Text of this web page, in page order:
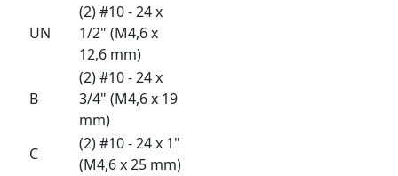
UN
(2) #10 - 24 x
1/2" (M4,6 x
12,6 mm)
B
(2) #10 - 24 x
3/4" (M4,6 x 19
mm)
C
(2) #10 - 24 x 1"
(M4,6 x 25 mm)